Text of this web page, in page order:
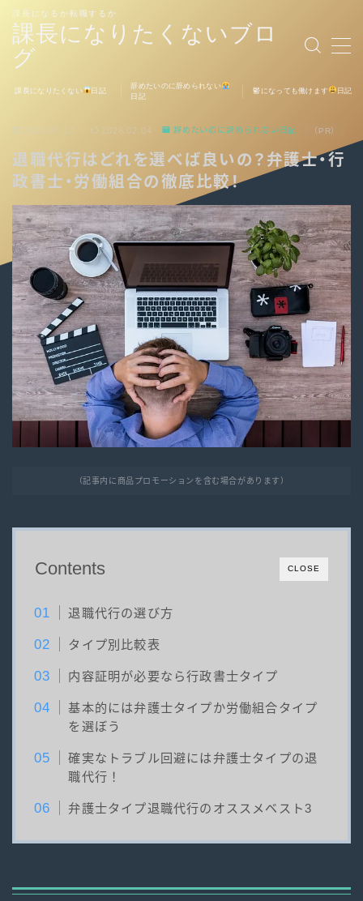
課長になりたくないブロ
グ
課長になるか転職するか
MENU
課長になりたくない 日記
辞めたいのに辞められない
日記
鬱になっても働けます 日記
2023.07.12 2026.02.04 辞めたいのに辞められない日記 （PR）
退職代行はどれを選べば良いの？弁護士・行
政書士・労働組合の徹底比較！
（記事内に商品プロモーションを含む場合があります）
CLOSE
Contents
退職代行の選び方
タイプ別比較表
内容証明が必要なら行政書士タイプ
基本的には弁護士タイプか労働組合タイプ
を選ぼう
確実なトラブル回避には弁護士タイプの退
職代行！
弁護士タイプ退職代行のオススメベスト3